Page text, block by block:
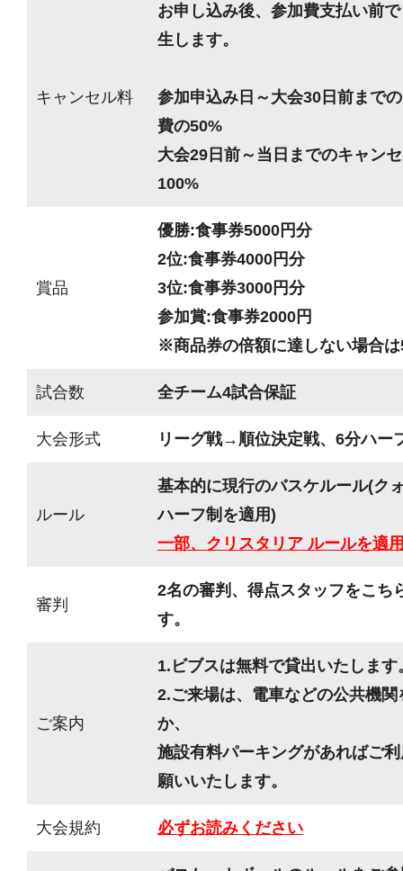
キャンセル料
お申し込み後、参加費支払い前
生します。
参加申込み日～大会30日前まで
費の50%
大会29日前～当日までのキャン
100%
賞品
優勝:食事券5000円分
2位:食事券4000円分
3位:食事券3000円分
参加賞:食事券2000円
※商品券の倍額に達しない場合
試合数 全チーム4試合保証
大会形式 リーグ戦→順位決定戦、6分ハー
ルール
基本的に現行のバスケルール(ク
ハーフ制を適用)
一部、クリスタリア ルールを適
審判
2名の審判、得点スタッフをこち
す。
ご案内
1.ビブスは無料で貸出いたします
2.ご来場は、電車などの公共機
か、
施設有料パーキングがあればご
願いいたします。
大会規約 必ずお読みください